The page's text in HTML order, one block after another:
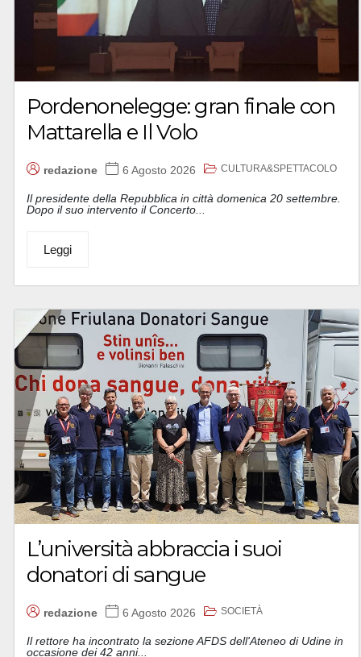
Pordenonelegge: gran finale con
Mattarella e Il Volo
redazione 6 Agosto 2026 CULTURA&SPETTACOLO
Il presidente della Repubblica in città domenica 20 settembre.
Dopo il suo intervento il Concerto...
Leggi
L’università abbraccia i suoi
donatori di sangue
redazione 6 Agosto 2026 SOCIETÀ
Il rettore ha incontrato la sezione AFDS dell'Ateneo di Udine in
occasione dei 42 anni...